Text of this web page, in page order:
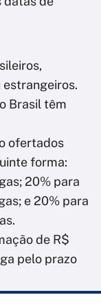
Brasil têm
ofertados
forma:
20% para
e 20% para
de R$
pelo prazo